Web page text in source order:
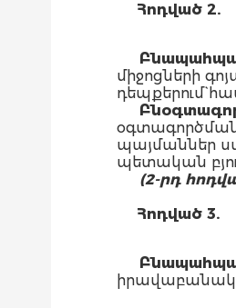
Հոդված 2.
միջոցների
դեպքերում`
պայմաններ
պետական
(2-րդ
Հոդված 3.